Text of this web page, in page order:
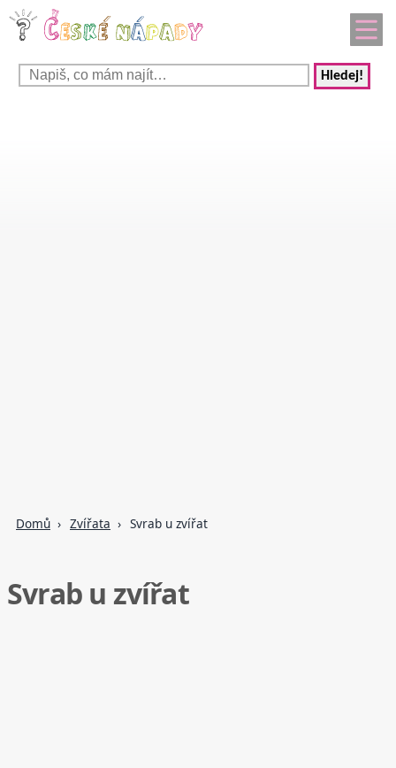
Hledej!
Domů Zvířata Svrab u zvířat
Svrab u zvířat